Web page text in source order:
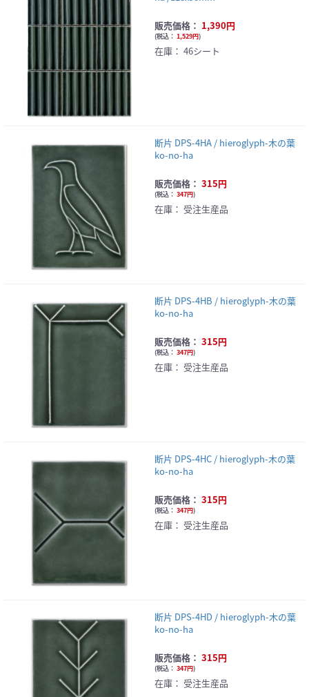
販売価格： 1,390円
(税込： 1,529円)
在庫： 46シート
断片 DPS-4HA / hieroglyph-木の葉
ko-no-ha
販売価格： 315円
(税込： 347円)
在庫： 受注生産品
断片 DPS-4HB / hieroglyph-木の葉
ko-no-ha
販売価格： 315円
(税込： 347円)
在庫： 受注生産品
断片 DPS-4HC / hieroglyph-木の葉
ko-no-ha
販売価格： 315円
(税込： 347円)
在庫： 受注生産品
断片 DPS-4HD / hieroglyph-木の葉
ko-no-ha
販売価格： 315円
(税込： 347円)
在庫： 受注生産品